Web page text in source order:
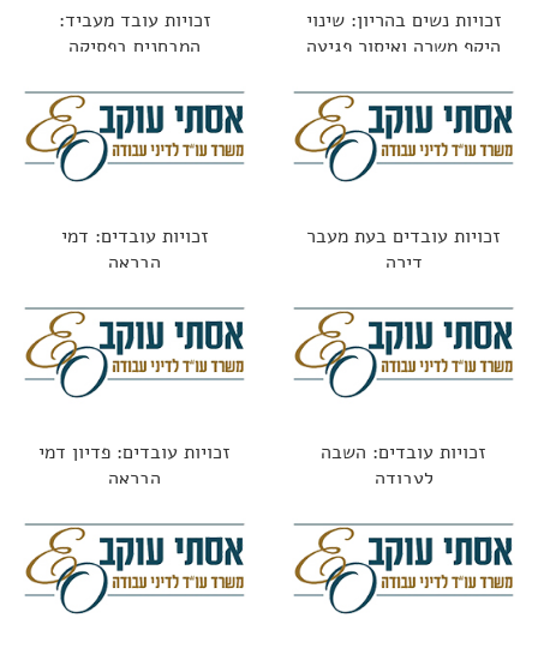
זכויות נשים בהריון: שינוי
היקף משרה ואיסור פגיעה
זכויות עובד מעביד:
המבחנים בפסיקה
זכויות עובדים בעת מעבר
דירה
זכויות עובדים: דמי
הבראה
זכויות עובדים: השבה
לעבודה
זכויות עובדים: פדיון דמי
הבראה